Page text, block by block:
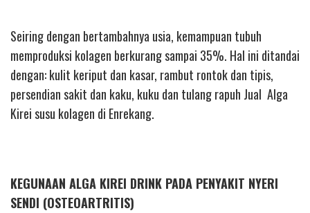
Seiring dengan bertambahnya usia, kemampuan tubuh
memproduksi kolagen berkurang sampai 35%. Hal ini ditandai
dengan: kulit keriput dan kasar, rambut rontok dan tipis,
persendian sakit dan kaku, kuku dan tulang rapuh Jual Alga
Kirei susu kolagen di Enrekang.
KEGUNAAN ALGA KIREI DRINK PADA PENYAKIT NYERI
SENDI (OSTEOARTRITIS)